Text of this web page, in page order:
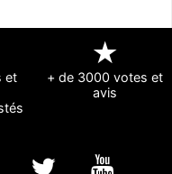
et
★
+ de 3000 votes et
avis